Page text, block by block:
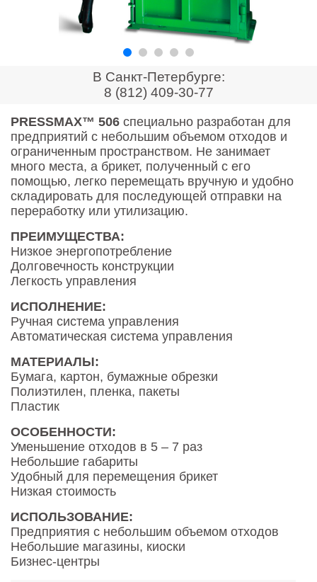
Контакты
Оставить заявку
В Санкт-Петербурге:
8 (812) 409-30-77
PRESSMAX™ 506 специально разработан для
предприятий с небольшим объемом отходов и
ограниченным пространством. Не занимает
много места, а брикет, полученный с его
помощью, легко перемещать вручную и удобно
складировать для последующей отправки на
переработку или утилизацию.
ПРЕИМУЩЕСТВА:
Низкое энергопотребление
Долговечность конструкции
Легкость управления
ИСПОЛНЕНИЕ:
Ручная система управления
Автоматическая система управления
МАТЕРИАЛЫ:
Бумага, картон, бумажные обрезки
Полиэтилен, пленка, пакеты
Пластик
ОСОБЕННОСТИ:
Уменьшение отходов в 5 – 7 раз
Небольшие габариты
Удобный для перемещения брикет
Низкая стоимость
ИСПОЛЬЗОВАНИЕ:
Предприятия с небольшим объемом отходов
Небольшие магазины, киоски
Бизнес-центры